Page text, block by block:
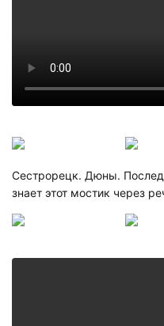
Сестрорецк. Дюны.
знает этот мостик через